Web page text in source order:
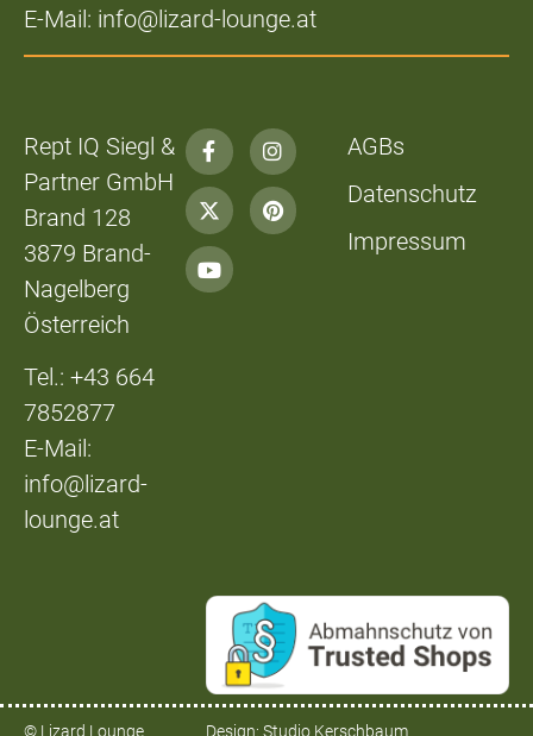
E-Mail: info@lizard-lounge.at
Rept IQ Siegl &
Partner GmbH
Brand 128
3879 Brand-
Nagelberg
Österreich
Tel.: +43 664
7852877
E-Mail:
info@lizard-
lounge.at
AGBs
Datenschutz
Impressum
© Lizard Lounge Design: Studio Kerschbaum